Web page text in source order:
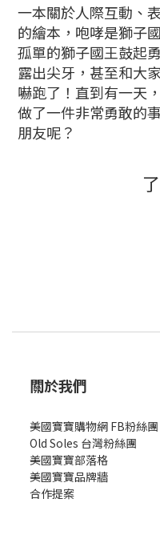
一本關於人際互動、
的繪本，咆哮是獅子
孤單的獅子國王鼓起
露出尖牙，甚至和大
嚇跑了！直到有一天
做了一件非常勇敢的
朋友呢？
關於我們
美國寶寶購物網 FB粉絲團
Old Soles 台灣粉絲團
美國寶寶部落格
美國寶寶品牌牆
合作提案